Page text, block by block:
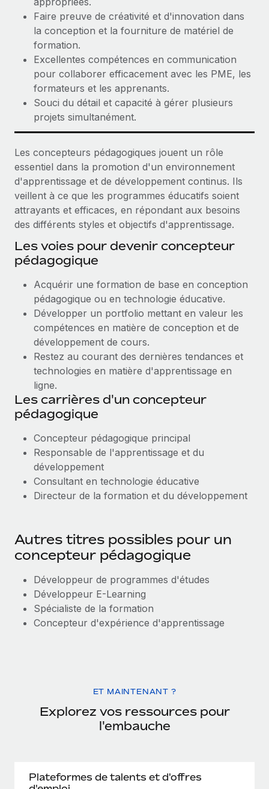
Faire preuve de créativité et d'innovation dans
la conception et la fourniture de matériel de
formation.
Excellentes compétences en communication
pour collaborer efficacement avec les PME, les
formateurs et les apprenants.
Souci du détail et capacité à gérer plusieurs
projets simultanément.
Les concepteurs pédagogiques jouent un rôle
essentiel dans la promotion d'un environnement
d'apprentissage et de développement continus. Ils
veillent à ce que les programmes éducatifs soient
attrayants et efficaces, en répondant aux besoins
des différents styles et objectifs d'apprentissage.
Les voies pour devenir concepteur
pédagogique
Acquérir une formation de base en conception
pédagogique ou en technologie éducative.
Développer un portfolio mettant en valeur les
compétences en matière de conception et de
développement de cours.
Restez au courant des dernières tendances et
technologies en matière d'apprentissage en
ligne.
Les carrières d'un concepteur
pédagogique
Concepteur pédagogique principal
Responsable de l'apprentissage et du
développement
Consultant en technologie éducative
Directeur de la formation et du développement
Autres titres possibles pour un
concepteur pédagogique
Développeur de programmes d'études
Développeur E-Learning
Spécialiste de la formation
Concepteur d'expérience d'apprentissage
ET MAINTENANT ?
Explorez vos ressources pour
l'embauche
Plateformes de talents et d'offres